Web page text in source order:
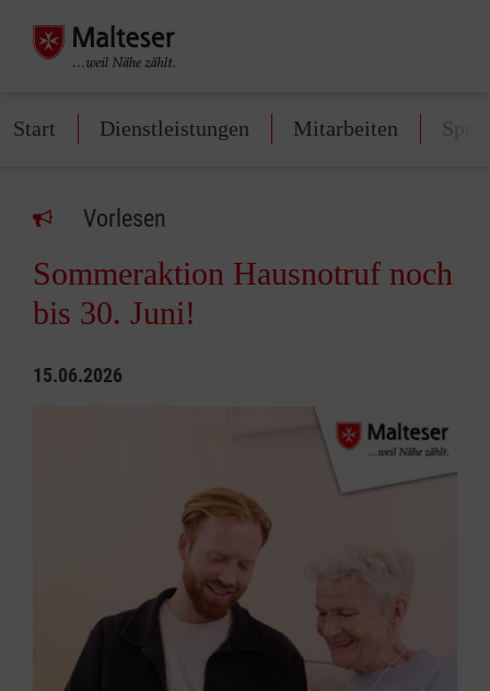
Start Dienstleistungen Mitarbeiten
Vorlesen
Sommeraktion Hausnotruf noch
bis 30. Juni!
15.06.2026